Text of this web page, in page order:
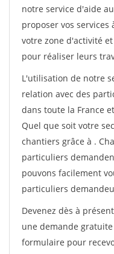
notre service d'aide
proposer vos
votre zone d'activité
pour réaliser leurs
L'utilisation de notre
relation avec des
dans toute la France
Quel que soit votre
chantiers grâce à .
particuliers
pouvons facilement
particuliers
Devenez dès à
une demande
formulaire pour